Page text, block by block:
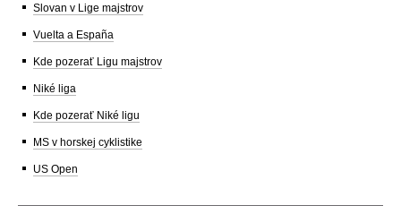
Slovan v Lige majstrov
Vuelta a España
Kde pozerať Ligu majstrov
Niké liga
Kde pozerať Niké ligu
MS v horskej cyklistike
US Open